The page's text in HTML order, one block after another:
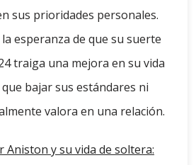
sus prioridades personales.
esperanza de que su suerte
traiga una mejora en su vida
bajar sus estándares ni
valora en una relación.
Aniston y su vida de soltera: